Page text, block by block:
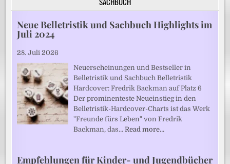
Neue Belletristik und Sachbuch Highlights im
Juli 2024
28. Juli 2026
Neuerscheinungen und Bestseller in
Belletristik und Sachbuch Belletristik
Hardcover: Fredrik Backman auf Platz 6
Der prominenteste Neueinstieg in den
Belletristik-Hardcover-Charts ist das Werk
"Freunde fürs Leben" von Fredrik
Backman, das…Read more…
Empfehlungen für Kinder- und Jugendbücher